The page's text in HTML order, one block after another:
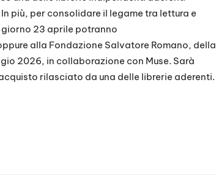
più, per consolidare il legame tra lettura e
23 aprile potranno
alla Fondazione Salvatore Romano, della
2026, in collaborazione con Muse. Sarà
rilasciato da una delle librerie aderenti.